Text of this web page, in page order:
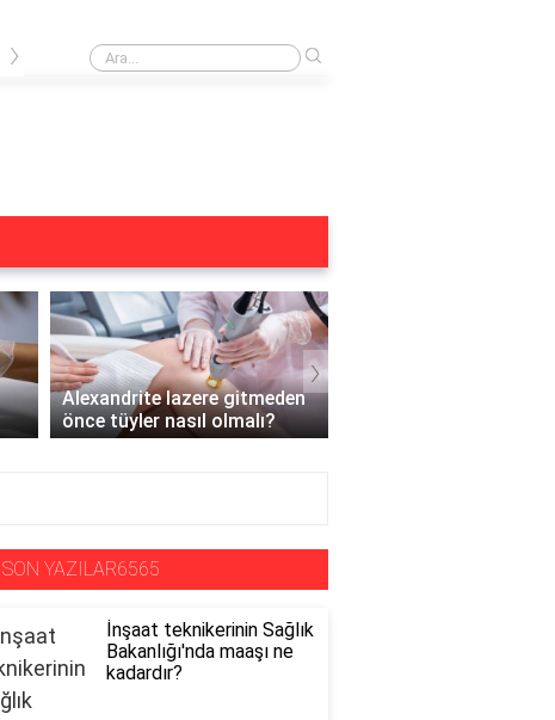
Buz lazer öncesi duş alınır mı?
›
Alexandrite lazere gitmeden
önce tüyler nasıl olmalı?
›
SON YAZILAR6565
İnşaat teknikerinin Sağlık
Bakanlığı'nda maaşı ne
kadardır?